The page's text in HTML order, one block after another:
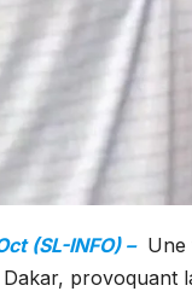
(SL-INFO) – Une
provoquant